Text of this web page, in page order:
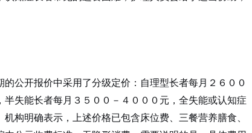
公开报价中采用了分级定价：自理型长者每月２６００
失能长者每月３５００－４０００元，全失能或认知症
构明确表示，上述价格已包含床位费、三餐营养膳食、